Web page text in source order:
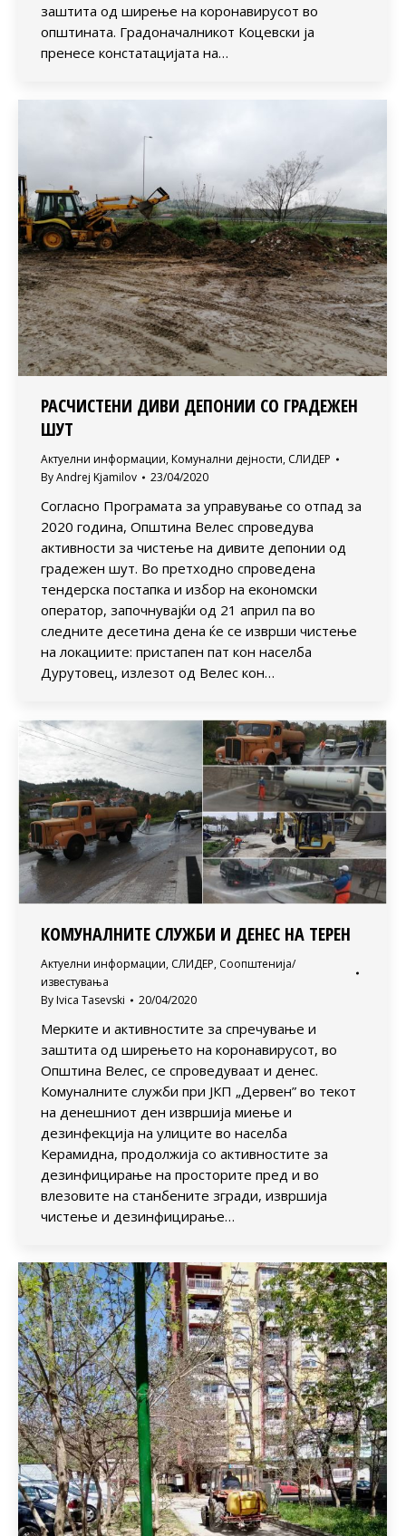
заштита од ширење на коронавирусот во
општината. Градоначалникот Коцевски ја
пренесе констатацијата на…
РАСЧИСТЕНИ ДИВИ ДЕПОНИИ СО ГРАДЕЖЕН
ШУТ
Актуелни информации, Комунални дејности, СЛИДЕР
ByAndrej Kjamilov 23/04/2020
Согласно Програмата за управување со отпад за
2020 година, Општина Велес спроведува
активности за чистење на дивите депонии од
градежен шут. Во претходно спроведена
тендерска постапка и избор на економски
оператор, започнувајќи од 21 април па во
следните десетина дена ќе се изврши чистење
на локациите: пристапен пат кон населба
Дурутовец, излезот од Велес кон…
КОМУНАЛНИТЕ СЛУЖБИ И ДЕНЕС НА ТЕРЕН
Актуелни информации, СЛИДЕР, Соопштенија/
известувања
By Ivica Tasevski 20/04/2020
Мерките и активностите за спречување и
заштита од ширењето на коронавирусот, во
Општина Велес, се спроведуваат и денес.
Комуналните служби при ЈКП „Дервен” во текот
на денешниот ден извршија миење и
дезинфекција на улиците во населба
Керамидна, продолжија со активностите за
дезинфицирање на просторите пред и во
влезовите на станбените згради, извршија
чистење и дезинфицирање…